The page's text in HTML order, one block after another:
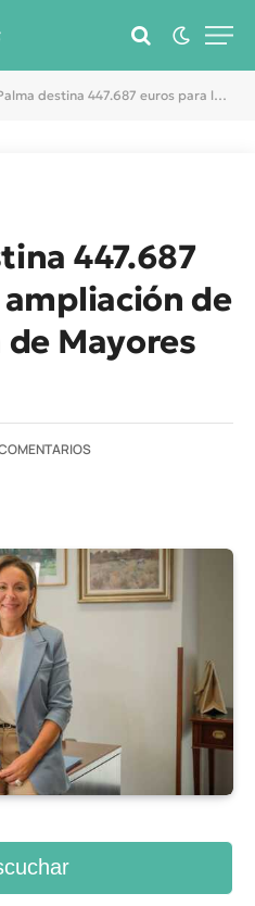
destina 447.687 euros para la ampliación de la Residencia de Mayores de Tazacorte
447.687
de
de Mayores